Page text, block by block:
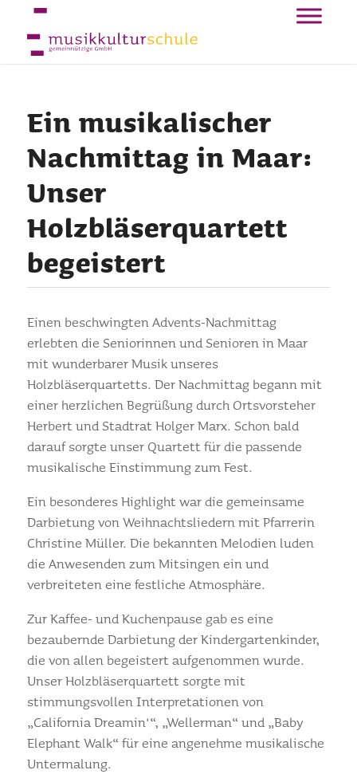
Ein musikalischer
Nachmittag in Maar:
Unser
Holzbläserquartett
begeistert
Einen beschwingten Advents-Nachmittag
erlebten die Seniorinnen und Senioren in Maar
mit wunderbarer Musik unseres
Holzbläserquartetts. Der Nachmittag begann mit
einer herzlichen Begrüßung durch Ortsvorsteher
Herbert und Stadtrat Holger Marx. Schon bald
darauf sorgte unser Quartett für die passende
musikalische Einstimmung zum Fest.
Ein besonderes Highlight war die gemeinsame
Darbietung von Weihnachtsliedern mit Pfarrerin
Christine Müller. Die bekannten Melodien luden
die Anwesenden zum Mitsingen ein und
verbreiteten eine festliche Atmosphäre.
Zur Kaffee- und Kuchenpause gab es eine
bezaubernde Darbietung der Kindergartenkinder,
die von allen begeistert aufgenommen wurde.
Unser Holzbläserquartett sorgte mit
stimmungsvollen Interpretationen von
„California Dreamin'“, „Wellerman“ und „Baby
Elephant Walk“ für eine angenehme musikalische
Untermalung.